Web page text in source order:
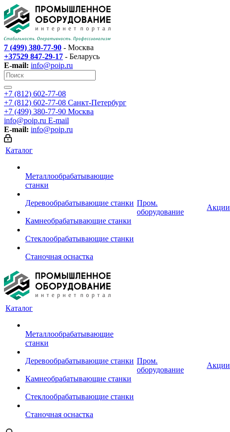
7 (499) 380-77-90 - Москва
+37529 847-29-17 - Беларусь
E-mail: info@poip.ru
+7 (812) 602-77-08
+7 (812) 602-77-08 Санкт-Петербург
+7 (499) 380-77-90 Москва
info@poip.ru E-mail
E-mail: info@poip.ru
Каталог
Металлообрабатывающие
станки
Деревообрабатывающие станки
Камнеобрабатывающие станки
Стеклообрабатывающие станки
Станочная оснастка
Пром.
оборудование
Акции
Каталог
Металлообрабатывающие
станки
Деревообрабатывающие станки
Камнеобрабатывающие станки
Стеклообрабатывающие станки
Станочная оснастка
Пром.
оборудование
Акции